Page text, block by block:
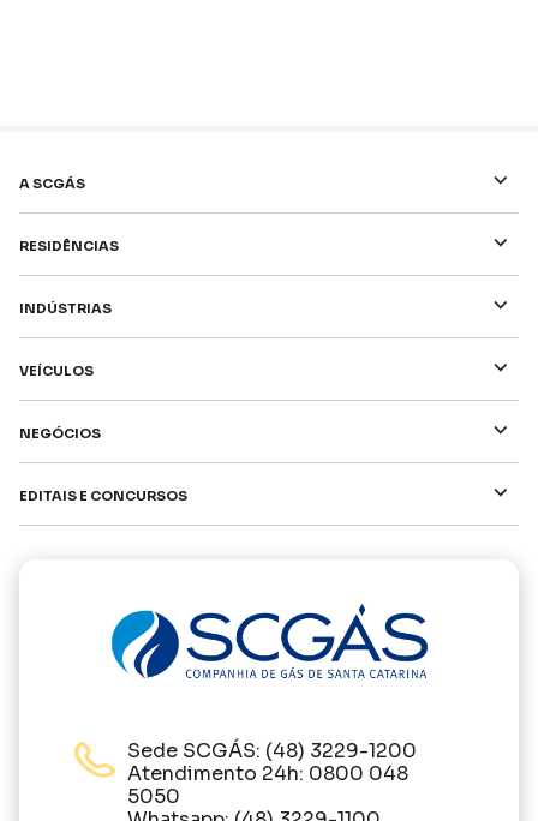
Sede SCGÁS: (48) 3229-1200
Atendimento 24h: 0800 048
5050
A SCGÁS ⌵
Residências ⌵
Indústrias ⌵
Veículos ⌵
Negócios ⌵
Editais e Concursos ⌵